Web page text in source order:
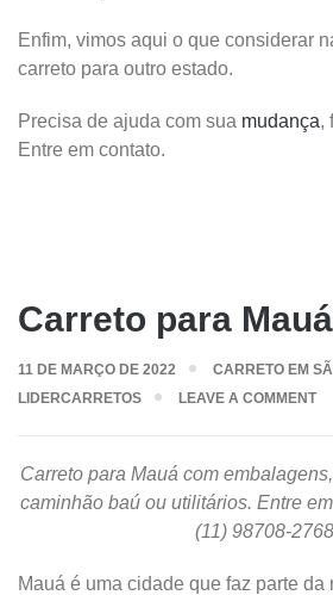
Enfim, vimos aqui o que considerar
carreto para outro estado.
Precisa de ajuda com sua mudança,
Entre em contato.
Carreto para Mauá
11 DE MARÇO DE 2022 CARRETO EM
LIDERCARRETOS
LEAVE A COMMENT
Carreto para Mauá com
caminhão baú ou utilitários. Entre
(11) 98708-
Mauá é uma cidade que faz parte da